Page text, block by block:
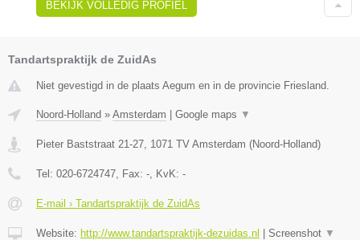
BEKIJK VOLLEDIG PROFIEL
Tandartspraktijk de ZuidAs
Niet gevestigd in de plaats Aegum en in de provincie Friesland.
Noord-Holland » Amsterdam | Google maps ▼
Pieter Baststraat 21-27 1071 TV Amsterdam (Noord-Holland)
Tel: 020-6724747 , Fax: - , KvK: -
E-mail › Tandartspraktijk de ZuidAs
Website: http://www.tandartspraktijk-dezuidas.nl | Screenshot ▼